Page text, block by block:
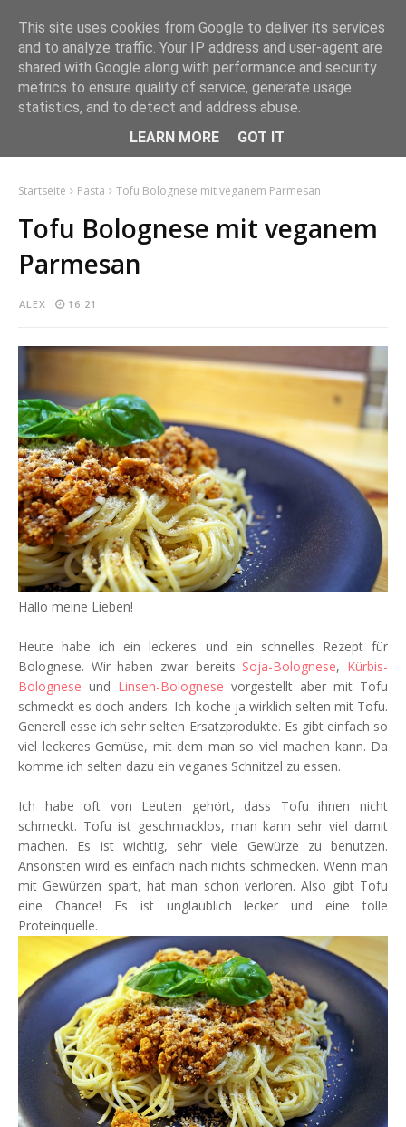
Startseite Pasta Tofu Bolognese mit veganem Parmesan
Tofu Bolognese mit veganem
Parmesan
ALEX 16:21
Hallo meine Lieben!
Heute habe ich ein leckeres und ein schnelles Rezept für
Bolognese. Wir haben zwar bereits Soja-Bolognese, Kürbis-
Bolognese und Linsen-Bolognese vorgestellt aber mit Tofu
schmeckt es doch anders. Ich koche ja wirklich selten mit Tofu.
Generell esse ich sehr selten Ersatzprodukte. Es gibt einfach so
viel leckeres Gemüse, mit dem man so viel machen kann. Da
komme ich selten dazu ein veganes Schnitzel zu essen.
Ich habe oft von Leuten gehört, dass Tofu ihnen nicht
schmeckt. Tofu ist geschmacklos, man kann sehr viel damit
machen. Es ist wichtig, sehr viele Gewürze zu benutzen.
Ansonsten wird es einfach nach nichts schmecken. Wenn man
mit Gewürzen spart, hat man schon verloren. Also gibt Tofu
eine Chance! Es ist unglaublich lecker und eine tolle
Proteinquelle.
This site uses cookies from Google to deliver its services
and to analyze traffic. Your IP address and user-agent are
shared with Google along with performance and security
metrics to ensure quality of service, generate usage
statistics, and to detect and address abuse.
LEARN MORE
GOT IT